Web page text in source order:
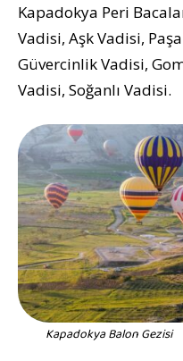
Kapadokya Peri
Vadisi, Aşk Vadisi,
Güvercinlik Vadisi,
Vadisi, Soğanlı Vadisi.
Kapadokya Balon Gezisi